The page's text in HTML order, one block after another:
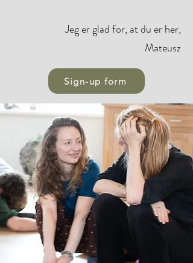
Jeg er glad for, at du er her,
Mateusz
Sign-up form